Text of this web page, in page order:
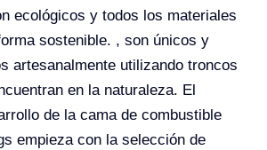
ecológicos y todos los materiales
sostenible. , son únicos y
artesanalmente utilizando troncos
en la naturaleza. El
de la cama de combustible
empieza con la selección de